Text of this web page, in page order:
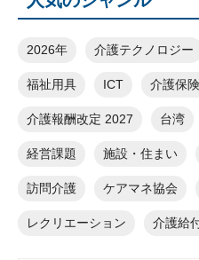
2026年 介護テクノロジー
福祉用具 ICT 介護保険
介護報酬改定 2027 台湾
経営課題 施設・住まい
訪問介護 ケアマネ協会
レクリエーション 介護給